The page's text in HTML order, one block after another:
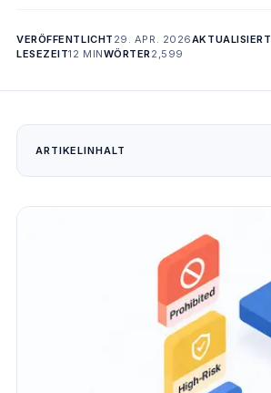
VERÖFFENTLICHT 29. APR. 2026AKTUALISIERT
LESEZEIT12 MINWÖRTER2,599
ARTIKELINHALT